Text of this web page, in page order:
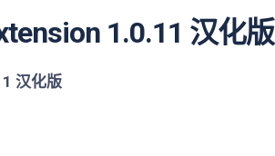
1.0.11 汉化版
汉化版